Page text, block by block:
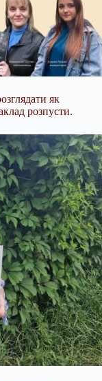
як
розпусти.